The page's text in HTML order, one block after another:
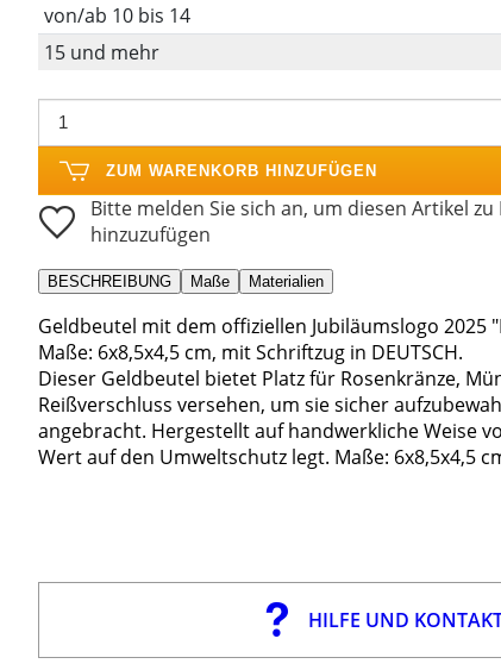
von/ab 10 bis 14
15 und mehr
ZUM WARENKORB HINZUFÜGEN
Bitte melden Sie sich an, um diesen Artikel
hinzuzufügen
BESCHREIBUNG Maße Materialien
Geldbeutel mit dem offiziellen Jubiläumslogo
Maße: 6x8,5x4,5 cm, mit Schriftzug in DEUTSCH.
Dieser Geldbeutel bietet Platz für Rosenkränze,
Reißverschluss versehen, um sie sicher
angebracht. Hergestellt auf handwerkliche Weise
Wert auf den Umweltschutz legt. Maße: 6x8,5x4,5
HILFE UND